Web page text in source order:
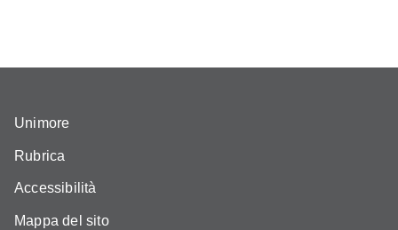
Unimore
Rubrica
Accessibilità
Mappa del sito